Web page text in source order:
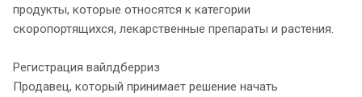
продукты, которые относятся к категории
скоропортящихся, лекарственные препараты и растения.
Регистрация вайлдберриз
Продавец, который принимает решение начать